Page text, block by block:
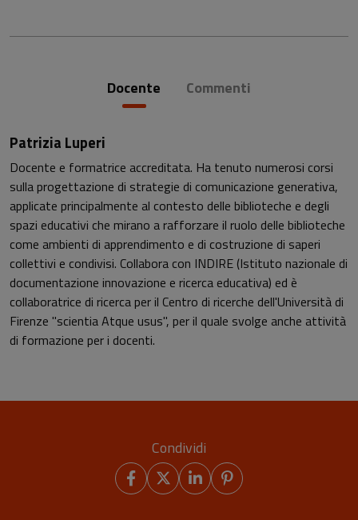
Docente Commenti
Patrizia Luperi
Docente e formatrice accreditata. Ha tenuto numerosi corsi
sulla progettazione di strategie di comunicazione generativa,
applicate principalmente al contesto delle biblioteche e degli
spazi educativi che mirano a rafforzare il ruolo delle biblioteche
come ambienti di apprendimento e di costruzione di saperi
collettivi e condivisi. Collabora con INDIRE (Istituto nazionale di
documentazione innovazione e ricerca educativa) ed è
collaboratrice di ricerca per il Centro di ricerche dell'Università di
Firenze "scientia Atque usus", per il quale svolge anche attività
di formazione per i docenti.
Condividi